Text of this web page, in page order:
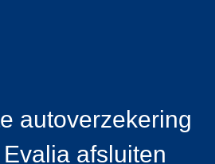
autoverzekering
afsluiten